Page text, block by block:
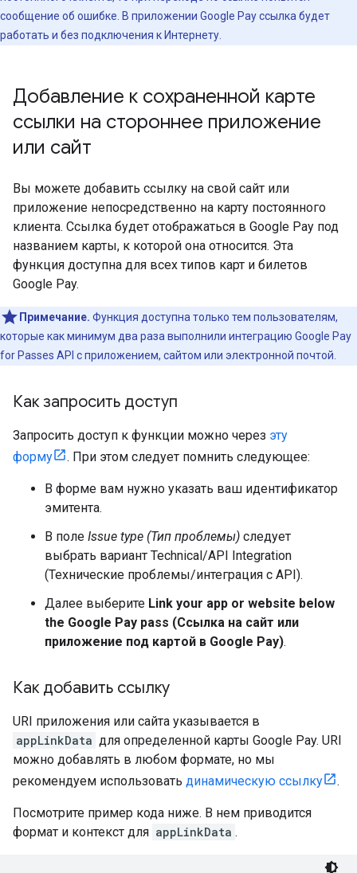
сообщение об ошибке. В приложении Google Pay ссылка будет
работать и без подключения к Интернету.
Добавление к сохраненной карте
ссылки на стороннее приложение
или сайт
Вы можете добавить ссылку на свой сайт или
приложение непосредственно на карту постоянного
клиента. Ссылка будет отображаться в Google Pay под
названием карты, к которой она относится. Эта
функция доступна для всех типов карт и билетов
Google Pay.
Примечание. Функция доступна только тем пользователям,
которые как минимум два раза выполнили интеграцию Google Pay
for Passes API с приложением, сайтом или электронной почтой.
Как запросить доступ
Запросить доступ к функции можно через эту
форму
. При этом следует помнить следующее:
В форме вам нужно указать ваш идентификатор
эмитента.
В поле Issue type (Тип проблемы) следует
выбрать вариант Technical/API Integration
(Технические проблемы/интеграция с API).
Далее выберите Link your app or website below
the Google Pay pass (Ссылка на сайт или
приложение под картой в Google Pay).
Как добавить ссылку
URI приложения или сайта указывается в
appLinkData для определенной карты Google Pay. URI
можно добавлять в любом формате, но мы
рекомендуем использовать динамическую ссылку .
Посмотрите пример кода ниже. В нем приводится
формат и контекст для appLinkData .